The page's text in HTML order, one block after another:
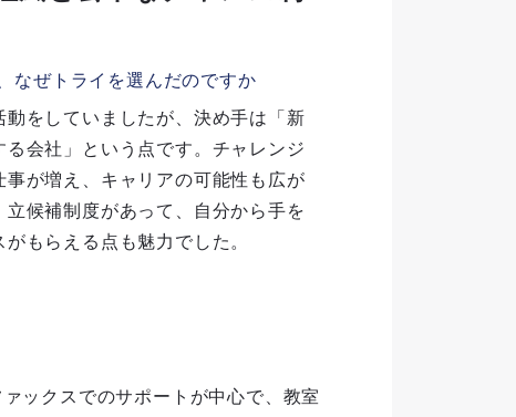
なぜトライを選んだのですか
をしていましたが、決め手は「新
る会社」という点です。チャレンジ
事が増え、キャリアの可能性も広が
立候補制度があって、自分から手を
がもらえる点も魅力でした。
ックスでのサポートが中心で、教室